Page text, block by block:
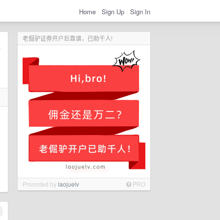
Home Sign Up Sign In
老倔驴证券开户巨靠谱，已助千人!
Promoted bylaojuelv PRO